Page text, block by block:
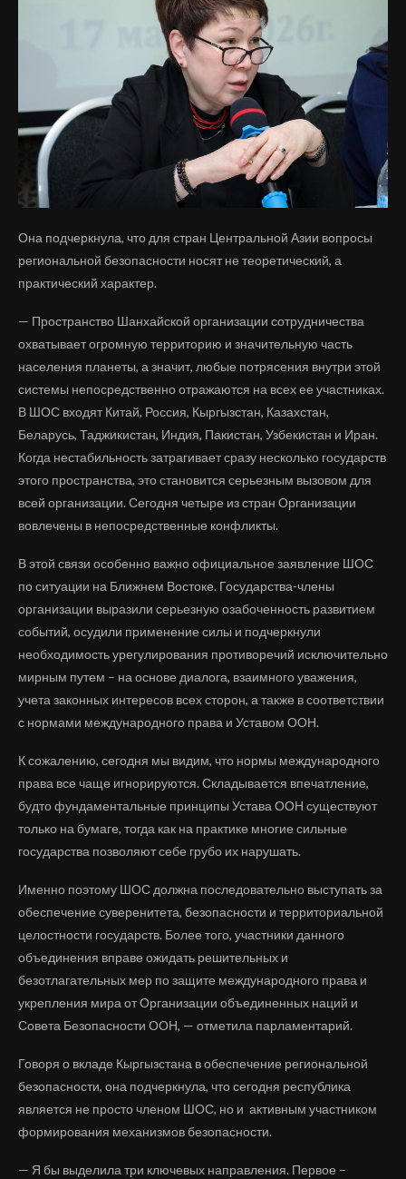
Она подчеркнула, что для стран Центральной Азии вопросы
региональной безопасности носят не теоретический, а
практический характер.
— Пространство Шанхайской организации сотрудничества
охватывает огромную территорию и значительную часть
населения планеты, а значит, любые потрясения внутри этой
системы непосредственно отражаются на всех ее участниках.
В ШОС входят Китай, Россия, Кыргызстан, Казахстан,
Беларусь, Таджикистан, Индия, Пакистан, Узбекистан и Иран.
Когда нестабильность затрагивает сразу несколько государств
этого пространства, это становится серьезным вызовом для
всей организации. Сегодня четыре из стран Организации
вовлечены в непосредственные конфликты.
В этой связи особенно важно официальное заявление ШОС
по ситуации на Ближнем Востоке. Государства-члены
организации выразили серьезную озабоченность развитием
событий, осудили применение силы и подчеркнули
необходимость урегулирования противоречий исключительно
мирным путем – на основе диалога, взаимного уважения,
учета законных интересов всех сторон, а также в соответствии
с нормами международного права и Уставом ООН.
К сожалению, сегодня мы видим, что нормы международного
права все чаще игнорируются. Складывается впечатление,
будто фундаментальные принципы Устава ООН существуют
только на бумаге, тогда как на практике многие сильные
государства позволяют себе грубо их нарушать.
Именно поэтому ШОС должна последовательно выступать за
обеспечение суверенитета, безопасности и территориальной
целостности государств. Более того, участники данного
объединения вправе ожидать решительных и
безотлагательных мер по защите международного права и
укрепления мира от Организации объединенных наций и
Совета Безопасности ООН, — отметила парламентарий.
Говоря о вкладе Кыргызстана в обеспечение региональной
безопасности, она подчеркнула, что сегодня республика
является не просто членом ШОС, но и активным участником
формирования механизмов безопасности.
— Я бы выделила три ключевых направления. Первое –